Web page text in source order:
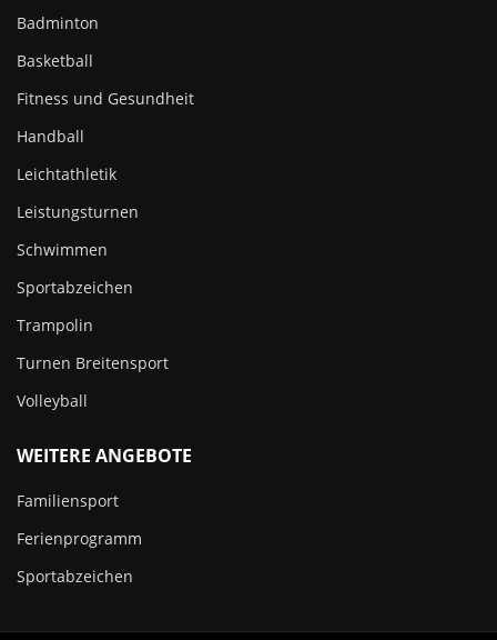
Badminton
Basketball
Fitness und Gesundheit
Handball
Leichtathletik
Leistungsturnen
Schwimmen
Sportabzeichen
Trampolin
Turnen Breitensport
Volleyball
WEITERE ANGEBOTE
Familiensport
Ferienprogramm
Sportabzeichen